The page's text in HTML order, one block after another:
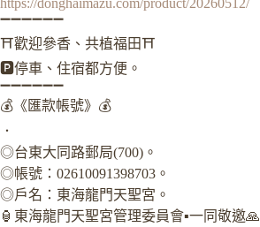
https://donghaimazu.com/product/20260512/
➖➖➖➖➖➖
⛩️歡迎參香、共植福田⛩️
🅿️停車、住宿都方便。
➖➖➖➖➖➖
💰《匯款帳號》💰
．
◎台東大同路郵局(700)。
◎帳號：02610091398703。
◎戶名：東海龍門天聖宮。
🏮東海龍門天聖宮管理委員會▪️一同敬邀🙏